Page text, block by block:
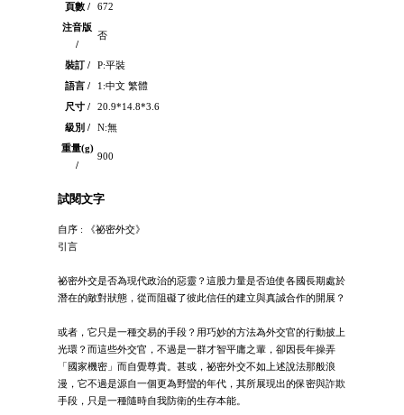
頁數 /
672
注音版
/
否
裝訂 /
P:平裝
語言 /
1:中文 繁體
尺寸 /
20.9*14.8*3.6
級別 /
N:無
重量(g)
/
900
試閱文字
自序 : 《祕密外交》
引言
祕密外交是否為現代政治的惡靈？這股力量是否迫使各國長期處於
潛在的敵對狀態，從而阻礙了彼此信任的建立與真誠合作的開展？
或者，它只是一種交易的手段？用巧妙的方法為外交官的行動披上
光環？而這些外交官，不過是一群才智平庸之輩，卻因長年操弄
「國家機密」而自覺尊貴。甚或，祕密外交不如上述說法那般浪
漫，它不過是源自一個更為野蠻的年代，其所展現出的保密與詐欺
手段，只是一種隨時自我防衛的生存本能。